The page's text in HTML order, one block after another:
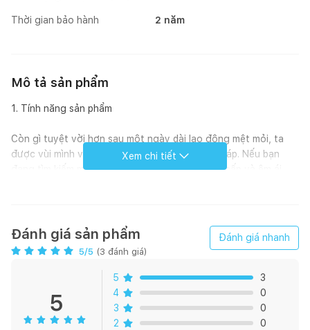
Thời gian bảo hành 2 năm
Mô tả sản phẩm
1. Tính năng sản phẩm
Còn gì tuyệt vời hơn sau một ngày dài lao động mệt mỏi, ta
được vùi mình vào những chiếc chăn êm ái, ấm áp. Nếu bạn
đang tìm kiếm một sản phẩm chăn lông vũ cao cấp và êm ái
Siêu nhẹ: Đắp chăn lên người, bạn sẽ hiểu được cảm giác “nhẹ
khối lượng bằng ⅓ chất liệu thông thường nên sản phẩm có
trọng lượng vô cùng nhẹ
Thoáng khí: Bạn cần một chiếc chăn có thể giữ ấm vào mùa
Xem chi tiết
Đánh giá sản phẩm
5/5 (3 đánh giá)
Đánh giá nhanh
5
5
3
4
0
3
0
2
0